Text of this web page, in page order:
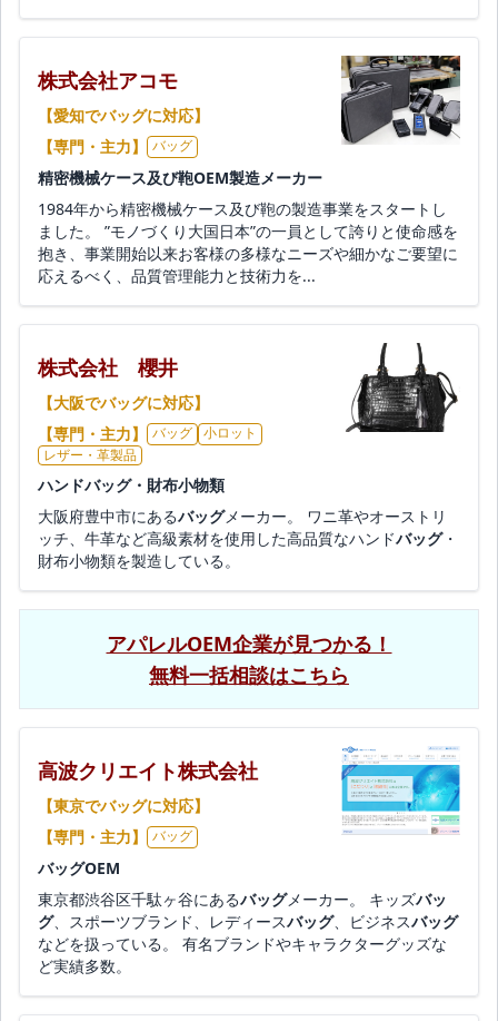
株式会社アコモ
【愛知でバッグに対応】
【専門・主力】
バッグ
精密機械ケース及び鞄OEM製造メーカー
1984年から精密機械ケース及び鞄の製造事業をスタートし
ました。 ”モノづくり大国日本”の一員として誇りと使命感を
抱き、事業開始以来お客様の多様なニーズや細かなご要望に
応えるべく、品質管理能力と技術力を...
株式会社 櫻井
【大阪でバッグに対応】
【専門・主力】
バッグ 小ロット
レザー・革製品
ハンドバッグ・財布小物類
大阪府豊中市にあるバッグメーカー。 ワニ革やオーストリ
ッチ、牛革など高級素材を使用した高品質なハンドバッグ・
財布小物類を製造している。
アパレルOEM企業が見つかる！
無料一括相談はこちら
高波クリエイト株式会社
【東京でバッグに対応】
【専門・主力】
バッグ
バッグOEM
東京都渋谷区千駄ヶ谷にあるバッグメーカー。 キッズバッ
グ、スポーツブランド、レディースバッグ、ビジネスバッグ
などを扱っている。 有名ブランドやキャラクターグッズな
ど実績多数。